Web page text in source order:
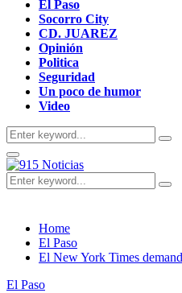
El Paso
Socorro City
CD. JUAREZ
Opinión
Politica
Seguridad
Un poco de humor
Video
Search
for:
Primary
Menu
Search
for:
Home
El Paso
El New York Times
El Paso